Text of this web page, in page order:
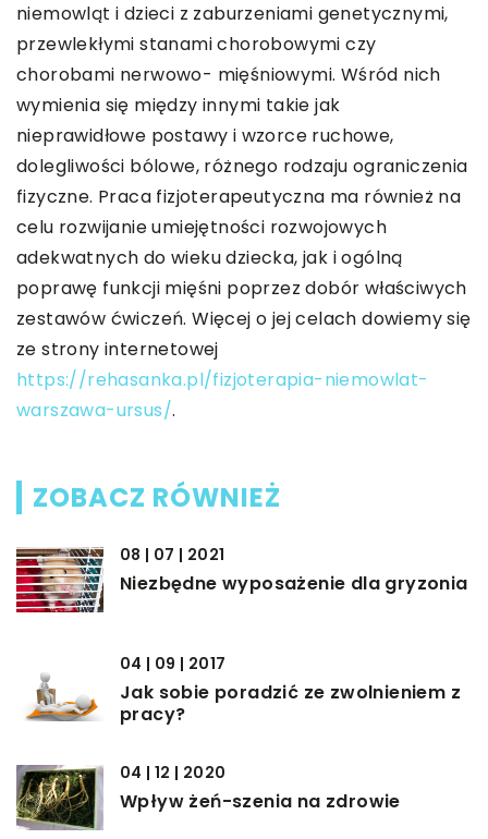
niemowląt i dzieci z zaburzeniami genetycznymi,
przewlekłymi stanami chorobowymi czy
chorobami nerwowo- mięśniowymi. Wśród nich
wymienia się między innymi takie jak
nieprawidłowe postawy i wzorce ruchowe,
dolegliwości bólowe, różnego rodzaju ograniczenia
fizyczne. Praca fizjoterapeutyczna ma również na
celu rozwijanie umiejętności rozwojowych
adekwatnych do wieku dziecka, jak i ogólną
poprawę funkcji mięśni poprzez dobór właściwych
zestawów ćwiczeń. Więcej o jej celach dowiemy się
ze strony internetowej
https://rehasanka.pl/fizjoterapia-niemowlat-
warszawa-ursus/.
ZOBACZ RÓWNIEŻ
08 | 07 | 2021
Niezbędne wyposażenie dla gryzonia
04 | 09 | 2017
Jak sobie poradzić ze zwolnieniem z
pracy?
04 | 12 | 2020
Wpływ żeń-szenia na zdrowie